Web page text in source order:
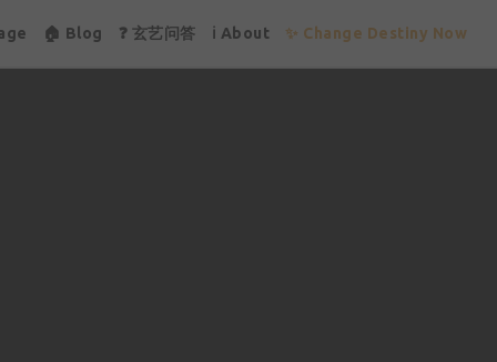
🏠 Blog ❓ 玄艺问答 ℹ About ✨ Change Destiny Now